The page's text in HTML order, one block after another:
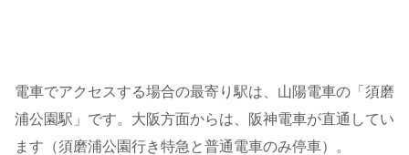
電車でアクセスする場合の最寄り駅は、山陽電車の「須磨
浦公園駅」です。大阪方面からは、阪神電車が直通してい
ます（須磨浦公園行き特急と普通電車のみ停車）。